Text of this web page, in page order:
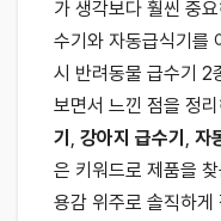
가 생각보다 훨씬 중
수기와 자동급식기를
시 반려동물 급수기 2
보면서 느낀 점을 정
기 , 강아지 급수기 , 자
은 키워드로 제품을
용감 위주로 솔직하게